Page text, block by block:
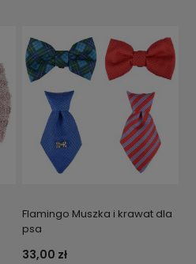
Flamingo Muszka i krawat dla
psa
33,00 zł